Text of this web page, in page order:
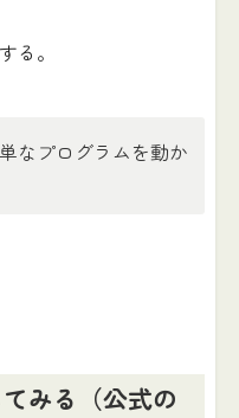
る。
なプログラムを動か
みる（公式の